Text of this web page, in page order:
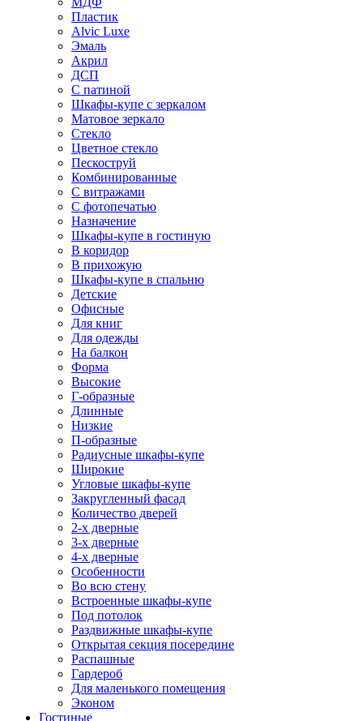
Пластик
Alvic Luxe
Эмаль
Акрил
ДСП
С патиной
Шкафы-купе с зеркалом
Матовое зеркало
Стекло
Цветное стекло
Пескоструй
Комбинированные
С витражами
С фотопечатью
Назначение
Шкафы-купе в гостиную
В коридор
В прихожую
Шкафы-купе в спальню
Детские
Офисные
Для книг
Для одежды
На балкон
Форма
Высокие
Г-образные
Длинные
Низкие
П-образные
Радиусные шкафы-купе
Широкие
Угловые шкафы-купе
Закругленный фасад
Количество дверей
2-х дверные
3-х дверные
4-х дверные
Особенности
Во всю стену
Встроенные шкафы-купе
Под потолок
Раздвижные шкафы-купе
Открытая секция посередине
Распашные
Гардероб
Для маленького помещения
Эконом
Гостиные